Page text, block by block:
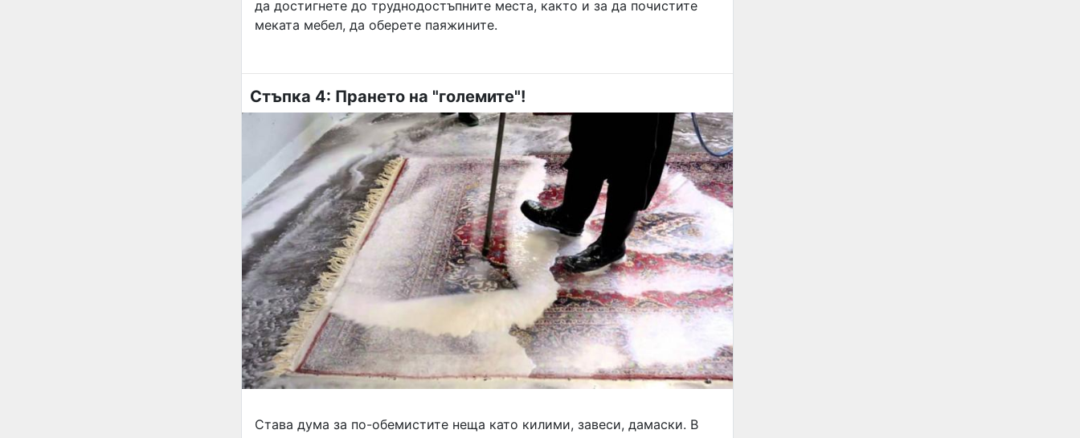
да достигнете до труднодостъпните места, както и за да почистите
меката мебел, да оберете паяжините.
Стъпка 4: Прането на "големите"!
Става дума за по-обемистите неща като килими, завеси, дамаски. В